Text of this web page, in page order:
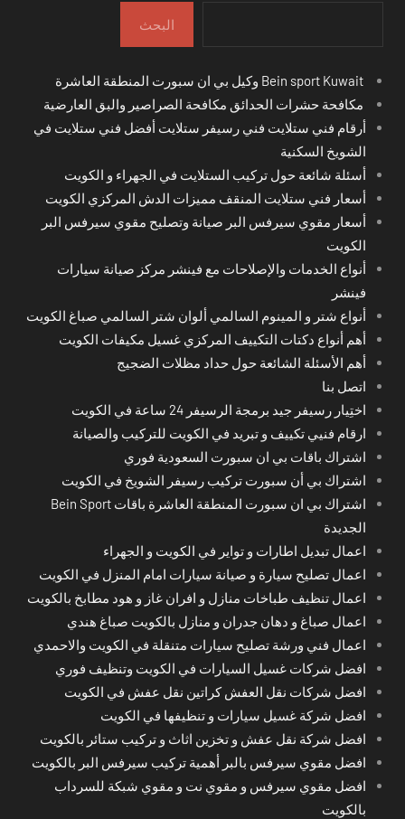
البحث
مكافحة حشرات الحدائق مكافحة الصراصير والبق العارضية
أرقام فني ستلايت فني رسيفر ستلايت أفضل فني ستلايت في
الشويخ السكنية
أسئلة شائعة حول تركيب الستلايت في الجهراء و الكويت
أسعار فني ستلايت المنقف مميزات الدش المركزي الكويت
أسعار مقوي سيرفس البر صيانة وتصليح مقوي سيرفس البر
الكويت
أنواع الخدمات والإصلاحات مع فينشر مركز صيانة سيارات
فينشر
أنواع شتر و المينوم السالمي ألوان شتر السالمي صباغ الكويت
أهم أنواع دكتات التكييف المركزي غسيل مكيفات الكويت
أهم الأسئلة الشائعة حول حداد مظلات الضجيج
اتصل بنا
اختِيار رسيفر جيد برمجة الرسيفر 24 ساعة في الكويت
ارقام فنيي تكييف و تبريد في الكويت للتركيب والصيانة
اشتراك باقات بي ان سبورت السعودية فوري
اشتراك بي أن سبورت تركيب رسيفر الشويخ في الكويت
اشتراك بي ان سبورت المنطقة العاشرة باقات Bein Sport
الجديدة
اعمال تبديل اطارات و تواير في الكويت و الجهراء
اعمال تصليح سيارة و صيانة سيارات امام المنزل في الكويت
اعمال تنظيف طباخات منازل و افران غاز و هود مطابخ بالكويت
اعمال صباغ و دهان جدران و منازل بالكويت صباغ هندي
اعمال فني ورشة تصليح سيارات متنقلة في الكويت والاحمدي
افضل شركات غسيل السيارات في الكويت وتنظيف فوري
افضل شركات نقل العفش كراتين نقل عفش في الكويت
افضل شركة غسيل سيارات و تنظيفها في الكويت
افضل شركة نقل عفش و تخزين اثاث و تركيب ستائر بالكويت
افضل مقوي سيرفس بالبر أهمية تركيب سيرفس البر بالكويت
افضل مقوي سيرفس و مقوي نت و مقوي شبكة للسرداب
بالكويت